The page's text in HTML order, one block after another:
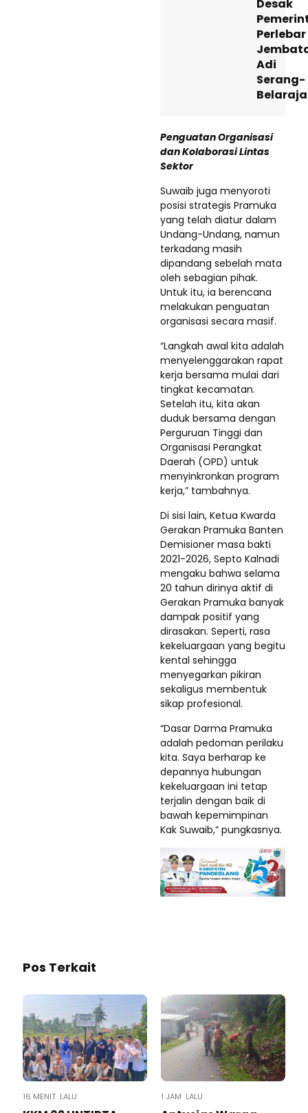
Desak
Perlebar
Adi
Serang-
Belaraja
Penguatan Organisasi
dan Kolaborasi Lintas
Sektor
Suwaib juga menyoroti
posisi strategis Pramuka
yang telah diatur dalam
Undang-Undang, namun
terkadang masih
dipandang sebelah mata
oleh sebagian pihak.
Untuk itu, ia berencana
melakukan penguatan
organisasi secara masif.
“Langkah awal kita adalah
menyelenggarakan rapat
kerja bersama mulai dari
tingkat kecamatan.
Setelah itu, kita akan
duduk bersama dengan
Perguruan Tinggi dan
Organisasi Perangkat
Daerah (OPD) untuk
menyinkronkan program
kerja,” tambahnya.
Di sisi lain, Ketua Kwarda
Gerakan Pramuka Banten
Demisioner masa bakti
2021-2026, Septo Kalnadi
mengaku bahwa selama
20 tahun dirinya aktif di
Gerakan Pramuka banyak
dampak positif yang
dirasakan. Seperti, rasa
kekeluargaan yang begitu
kental sehingga
menyegarkan pikiran
sekaligus membentuk
sikap profesional.
“Dasar Darma Pramuka
adalah pedoman perilaku
kita. Saya berharap ke
depannya hubungan
kekeluargaan ini tetap
terjalin dengan baik di
bawah kepemimpinan
Kak Suwaib,” pungkasnya.
Pos Terkait
16 MENIT LALU 1 JAM LALU